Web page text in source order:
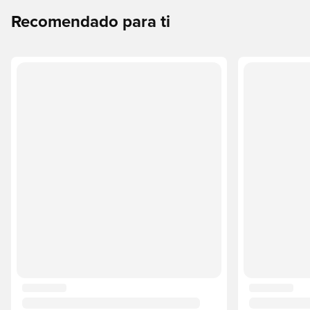
Recomendado para ti